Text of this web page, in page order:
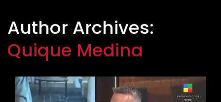
Author Archives:
Quique Medina